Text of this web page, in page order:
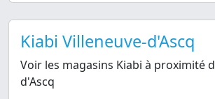
Kiabi Villeneuve-d'Ascq
Voir les magasins Kiabi à proximité
d'Ascq